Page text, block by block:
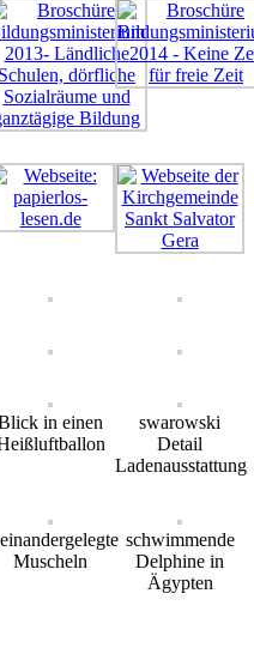
in einen
swarowski
Detail
Ladenausstattung
Muscheln
schwimmende
Delphine in
Ägypten